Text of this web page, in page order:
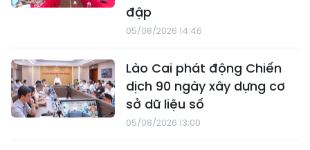
đập
05/08/2026 14:46
Lào Cai phát động Chiến
dịch 90 ngày xây dựng cơ
sở dữ liệu số
05/08/2026 13:00